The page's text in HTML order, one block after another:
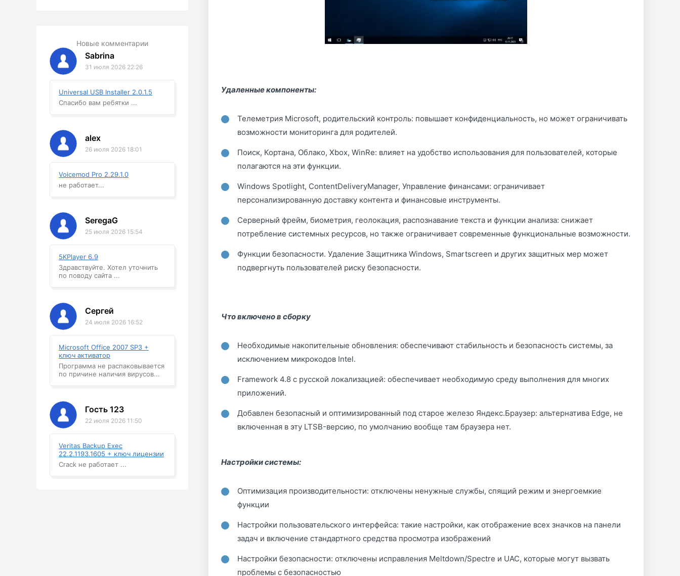
Новые комментарии
Sabrina
31 июля 2026 22:26
Universal USB Installer 2.0.1.5
Спасибо вам ребятки ...
alex
26 июля 2026 18:01
Voicemod Pro 2.29.1.0
не работает...
SeregaG
25 июля 2026 15:54
5KPlayer 6.9
Здравствуйте. Хотел уточнить
по поводу сайта ...
Сергей
24 июля 2026 16:52
Microsoft Office 2007 SP3 +
ключ активатор
Программа не распаковывается
по причине наличия вирусов...
Гость 123
22 июля 2026 11:50
Veritas Backup Exec
22.2.1193.1605 + ключ лицензии
Crack не работает ...
Удаленные компоненты:
Телеметрия Microsoft, родительский контроль: повышает конфиденциальность, но может ограничивать
возможности мониторинга для родителей.
Поиск, Кортана, Облако, Xbox, WinRe: влияет на удобство использования для пользователей, которые
полагаются на эти функции.
Windows Spotlight, ContentDeliveryManager, Управление финансами: ограничивает
персонализированную доставку контента и финансовые инструменты.
Серверный фрейм, биометрия, геолокация, распознавание текста и функции анализа: снижает
потребление системных ресурсов, но также ограничивает современные функциональные возможности.
Функции безопасности. Удаление Защитника Windows, Smartscreen и других защитных мер может
подвергнуть пользователей риску безопасности.
Что включено в сборку
Необходимые накопительные обновления: обеспечивают стабильность и безопасность системы, за
исключением микрокодов Intel.
Framework 4.8 с русской локализацией: обеспечивает необходимую среду выполнения для многих
приложений.
Добавлен безопасный и оптимизированный под старое железо Яндекс.Браузер: альтернатива Edge, не
включенная в эту LTSB-версию, по умолчанию вообще там браузера нет.
Настройки системы:
Оптимизация производительности: отключены ненужные службы, спящий режим и энергоемкие
функции
Настройки пользовательского интерфейса: такие настройки, как отображение всех значков на панели
задач и включение стандартного средства просмотра изображений
Настройки безопасности: отключены исправления Meltdown/Spectre и UAC, которые могут вызвать
проблемы с безопасностью